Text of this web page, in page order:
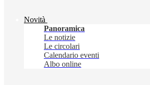
Novità
Panoramica
Le notizie
Le circolari
Calendario eventi
Albo online